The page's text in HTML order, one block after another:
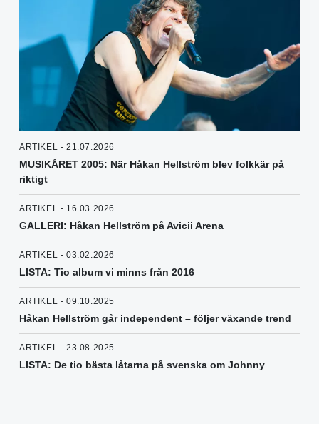
ARTIKEL - 21.07.2026
MUSIKÅRET 2005: När Håkan Hellström blev folkkär på
riktigt
ARTIKEL - 16.03.2026
GALLERI: Håkan Hellström på Avicii Arena
ARTIKEL - 03.02.2026
LISTA: Tio album vi minns från 2016
ARTIKEL - 09.10.2025
Håkan Hellström går independent – följer växande trend
ARTIKEL - 23.08.2025
LISTA: De tio bästa låtarna på svenska om Johnny